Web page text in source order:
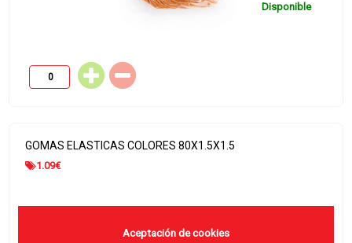
Disponible
GOMAS ELASTICAS COLORES 80X1.5X1.5
1.09€
Aceptación de cookies